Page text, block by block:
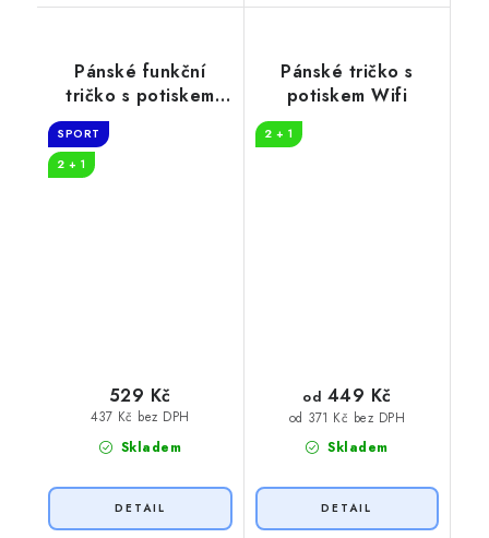
Pánské funkční
tričko s potiskem
Nerozlučná dvojka
SPORT
2 + 1
Skladem
437 Kč bez DPH
529 Kč
Pánské tričko s
potiskem Wifi
2 + 1
Skladem
od 371 Kč bez DPH
od 449 Kč